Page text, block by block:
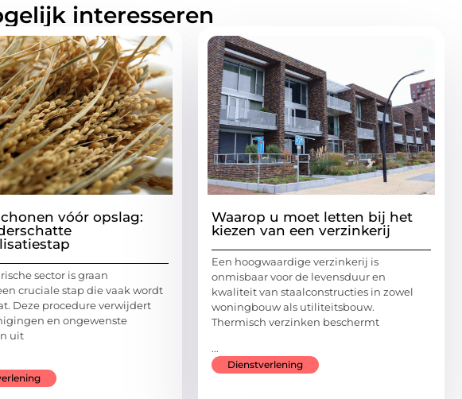
interesseren
vóór opslag:
sector is graan
cruciale stap die vaak wordt
Deze procedure verwijdert
en ongewenste
uit
Waarop u moet letten bij het
kiezen van een verzinkerij
Een hoogwaardige verzinkerij is
onmisbaar voor de levensduur en
kwaliteit van staalconstructies in zowel
woningbouw als utiliteitsbouw.
Thermisch verzinken beschermt
...
Dienstverlening